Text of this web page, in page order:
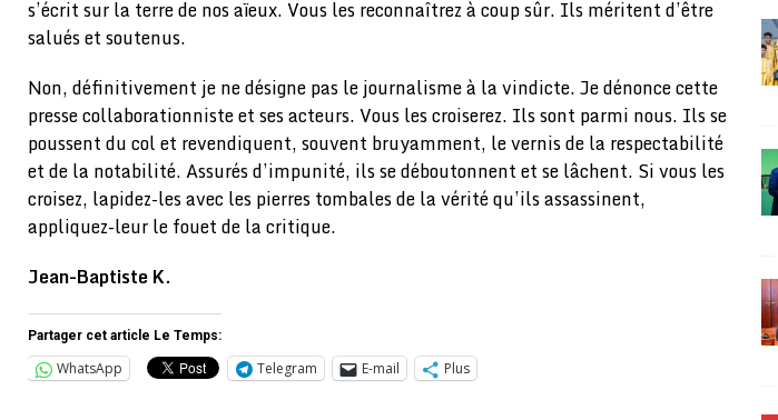
s’écrit sur la terre de nos aïeux. Vous les reconnaîtrez à coup sûr. Ils méritent d’être
salués et soutenus.
Non, définitivement je ne désigne pas le journalisme à la vindicte. Je dénonce cette
presse collaborationniste et ses acteurs. Vous les croiserez. Ils sont parmi nous. Ils se
poussent du col et revendiquent, souvent bruyamment, le vernis de la respectabilité
et de la notabilité. Assurés d’impunité, ils se déboutonnent et se lâchent. Si vous les
croisez, lapidez-les avec les pierres tombales de la vérité qu’ils assassinent,
appliquez-leur le fouet de la critique.
Jean-Baptiste K.
Partager cet article Le Temps:
WhatsApp Telegram E-mail Plus